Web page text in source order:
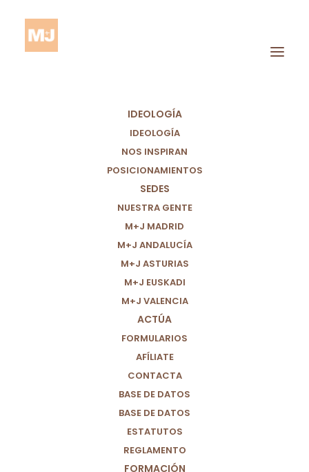
IDEOLOGÍA
IDEOLOGÍA
NOS INSPIRAN
POSICIONAMIENTOS
SEDES
NUESTRA GENTE
M+J MADRID
M+J ANDALUCÍA
M+J ASTURIAS
M+J EUSKADI
M+J VALENCIA
ACTÚA
FORMULARIOS
AFÍLIATE
CONTACTA
BASE DE DATOS
BASE DE DATOS
ESTATUTOS
REGLAMENTO
FORMACIÓN
Somos Color Tierra